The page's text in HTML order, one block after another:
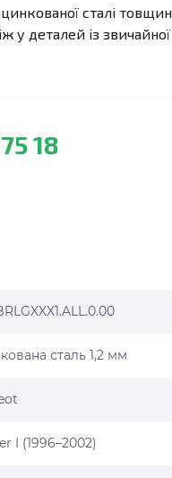
сталі
у деталей із
18
сталь 1,2 мм
I (1996–2002)